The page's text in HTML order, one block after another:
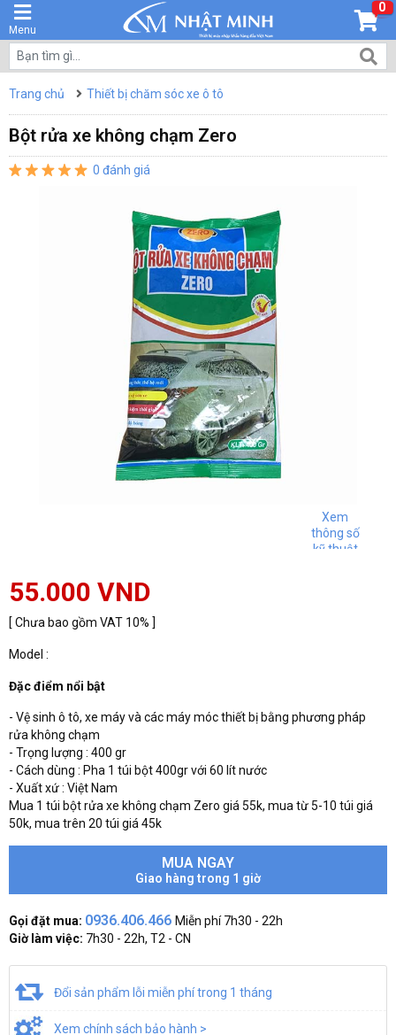
Menu
0
Trang chủ Thiết bị chăm sóc xe ô tô
Bột rửa xe không chạm Zero
0 đánh giá
Xem
thông số
kỹ thuật
55.000 VND
[ Chưa bao gồm VAT 10% ]
Model :
Đặc điểm nổi bật
- Vệ sinh ô tô, xe máy và các máy móc thiết bị bằng phương pháp
rửa không chạm
- Trọng lượng : 400 gr
- Cách dùng : Pha 1 túi bột 400gr với 60 lít nước
- Xuất xứ : Việt Nam
Mua 1 túi bột rửa xe không chạm Zero giá 55k, mua từ 5-10 túi giá
50k, mua trên 20 túi giá 45k
MUA NGAY
Giao hàng trong 1 giờ
Gọi đặt mua: 0936.406.466 Miễn phí 7h30 - 22h
Giờ làm việc: 7h30 - 22h, T2 - CN
Đổi sản phẩm lỗi miễn phí trong 1 tháng
Xem chính sách bảo hành >